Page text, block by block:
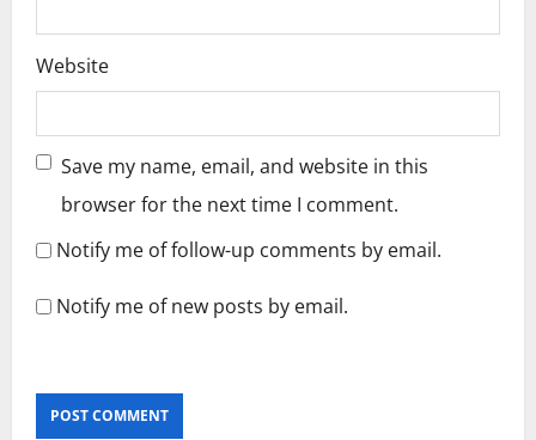
Website
Save my name, email, and website in this
browser for the next time I comment.
Notify me of follow-up comments by email.
Notify me of new posts by email.